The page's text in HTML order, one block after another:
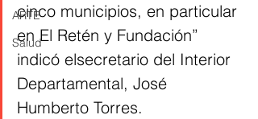
ARTE
Salud
cinco municipios, en particular
en El Retén y Fundación”
indicó elsecretario del Interior
Departamental, José
Humberto Torres.